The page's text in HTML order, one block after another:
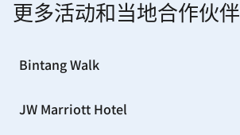
更多活动和当地合作伙伴
Bintang Walk
JW Marriott Hotel